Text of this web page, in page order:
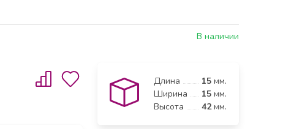
В наличии
Длина 15мм.
Ширина
15мм.
Высота
42мм.